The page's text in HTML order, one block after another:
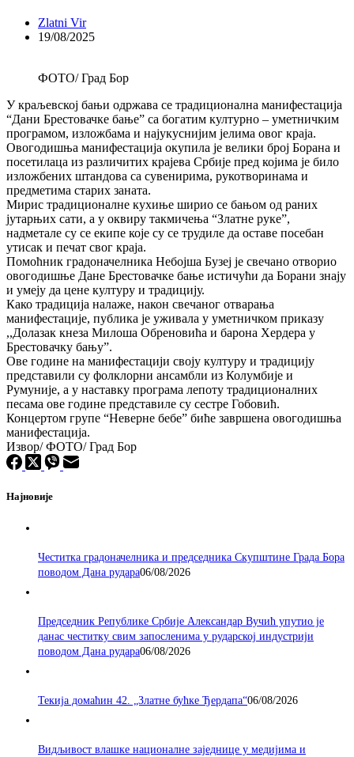
Zlatni Vir
19/08/2025
ФОТО/ Град Бор
У краљевској бањи одржава се традиционална манифестација
“Дани Брестовачке бање” са богатим културно – уметничким
програмом, изложбама и најукуснијим јелима овог краја.
Овогодишња манифестација окупила је велики број Борана и
посетилаца из различитих крајева Србије пред којима је било
изложбених штандова са сувенирима, рукотворинама и
предметима старих заната.
Мирис традиционалне кухиње ширио се бањом од раних
јутарњих сати, а у оквиру такмичења “Златне руке”,
надметале су се екипе које су се трудиле да оставе посебан
утисак и печат свог краја.
Помоћник градоначелника Небојша Бузеј је свечано отворио
овогодишње Дане Брестовачке бање истичући да Борани знају
и умеју да цене културу и традицију.
Како традиција налаже, након свечаног отварања
манифестације, публика је уживала у уметничком приказу
,,Долазак кнеза Милоша Обреновића и барона Хердера у
Брестовачку бању”.
Ове године на манифестацији своју културу и традицију
представили су фолклорни ансамбли из Колумбије и
Румуније, а у наставку програма лепоту традиционалних
песама ове године представиле су сестре Гобовић.
Концертом групе “Неверне бебе” биће завршена овогодишња
манифестација.
Извор/ ФОТО/ Град Бор
Најновије
Честитка градоначелника и председника Скупштине Града Бора
поводом Дана рудара06/08/2026
Председник Републике Србије Александар Вучић упутио је
данас честитку свим запосленима у рударској индустрији
поводом Дана рудара06/08/2026
Текија домаћин 42. „Златне бућке Ђердапа“06/08/2026
Видљивост влашке националне заједнице у медијима и